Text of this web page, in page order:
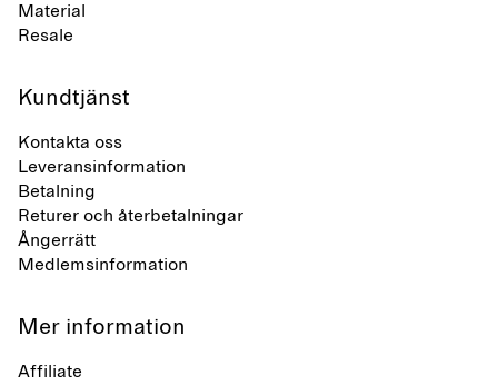
Material
Resale
Kundtjänst
Kontakta oss
Leveransinformation
Betalning
Returer och återbetalningar
Ångerrätt
Medlemsinformation
Mer information
Affiliate